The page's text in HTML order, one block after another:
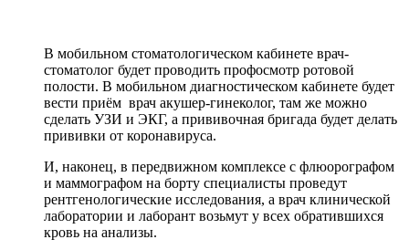
В мобильном стоматологическом кабинете врач-
стоматолог будет проводить профосмотр ротовой
полости. В мобильном диагностическом кабинете будет
вести приём врач акушер-гинеколог, там же можно
сделать УЗИ и ЭКГ, а прививочная бригада будет делать
прививки от коронавируса.
И, наконец, в передвижном комплексе с флюорографом
и маммографом на борту специалисты проведут
рентгенологические исследования, а врач клинической
лаборатории и лаборант возьмут у всех обратившихся
кровь на анализы.